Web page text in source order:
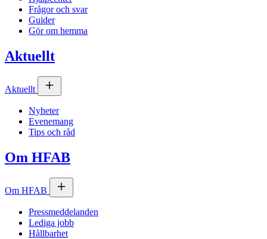
Frågor och svar
Guider
Gör om hemma
Aktuellt
Aktuellt
Nyheter
Evenemang
Tips och råd
Om HFAB
Om HFAB
Pressmeddelanden
Lediga jobb
Hållbarhet